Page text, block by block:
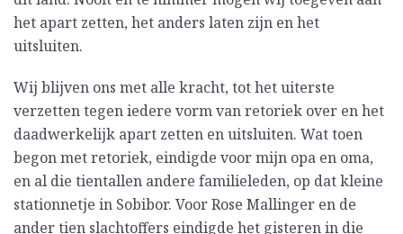
het apart zetten, het anders laten zijn en het
uitsluiten.
Wij blijven ons met alle kracht, tot het uiterste
verzetten tegen iedere vorm van retoriek over en het
daadwerkelijk apart zetten en uitsluiten. Wat toen
begon met retoriek, eindigde voor mijn opa en oma,
en al die tientallen andere familieleden, op dat kleine
stationnetje in Sobibor. Voor Rose Mallinger en de
ander tien slachtoffers eindigde het gisteren in die